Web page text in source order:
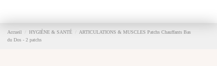
Accueil HYGIÈNE & SANTÉ
ARTICULATIONS & MUSCLES Patchs Chauffants Bas
du Dos - 2 patchs